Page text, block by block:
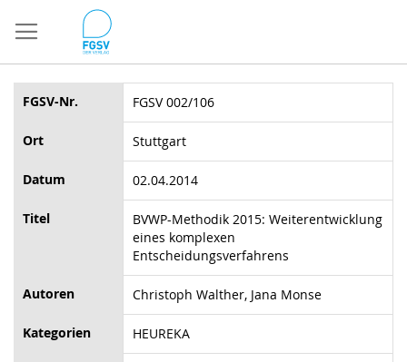
zum
Inhalt
FGSV-Nr. FGSV 002/106
Ort Stuttgart
Datum 02.04.2014
Titel
BVWP-Methodik 2015: Weiterentwicklung
eines komplexen
Entscheidungsverfahrens
Autoren Christoph Walther, Jana Monse
Kategorien HEUREKA